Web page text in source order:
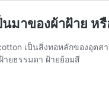
นมาของผ้าฝ้าย ห
เป็นสิ่งทอหลักของอุต
ายธรรมดา ฝ้ายย้อมสี